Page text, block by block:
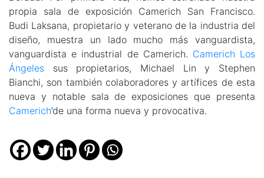
propia sala de exposición Camerich San Francisco.
Budi Laksana, propietario y veterano de la industria del
diseño, muestra un lado mucho más vanguardista,
vanguardista e industrial de Camerich. Camerich Los
Ángeles sus propietarios, Michael Lin y Stephen
Bianchi, son también colaboradores y artífices de esta
nueva y notable sala de exposiciones que presenta
Camerich’de una forma nueva y provocativa.